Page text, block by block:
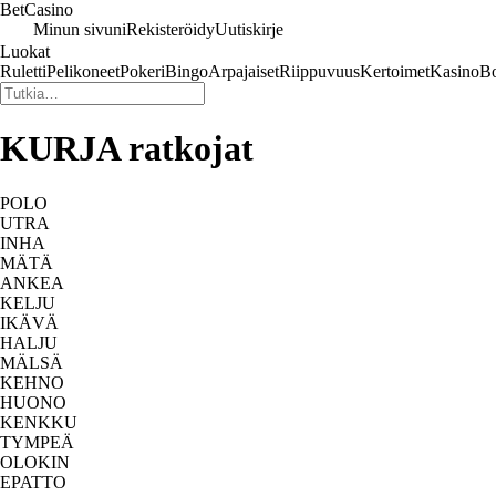
BetCasino
Minun sivuniRekisteröidyUutiskirje
Luokat
RulettiPelikoneetPokeriBingoArpajaisetRiippuvuusKertoimetKasino
KURJA ratkojat
POLO
UTRA
INHA
MÄTÄ
ANKEA
KELJU
IKÄVÄ
HALJU
MÄLSÄ
KEHNO
HUONO
KENKKU
TYMPEÄ
OLOKIN
EPATTO